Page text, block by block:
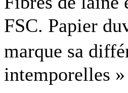
FSC. Papier
marque sa
intemporelles